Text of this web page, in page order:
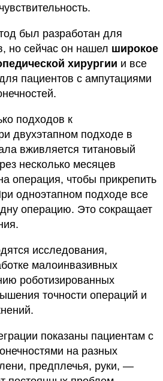
был разработан для
но сейчас он нашел широкое
хирургии и все
пациентов с ампутациями
подходов к
двухэтапном подходе в
вживляется титановый
несколько месяцев
операция, чтобы прикрепить
одноэтапном подходе все
операцию. Это сокращает
исследования,
малоинвазивных
роботизированных
точности операций и
показаны пациентам с
на разных
предплечья, руки, —